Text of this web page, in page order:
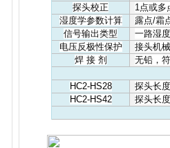
探头校正
1点或多
湿度学参数计算
露点/霜
信号输出类型
一路湿
电压反极性保护
接头机
焊 接 剂 无铅，
HC2-HS28
探头长
HC2-HS42
探头长